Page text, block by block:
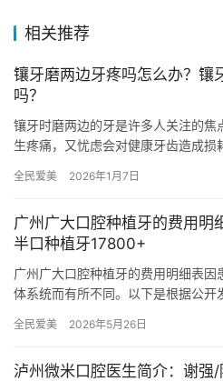
相关推荐
镶牙磨两边牙疼吗怎么办？镶
吗？
镶牙时磨两边的牙是许多人关注的焦
生疼痛，又忧虑会对健康牙齿造成损
和合理…
全民爱美 2026年1月7日
广州广大口腔种植牙的费用
半口种植牙17800+
广州广大口腔种植牙的费用明细表因
体系统而有所不同。以下是根据公开
费…
全民爱美 2026年5月26日
泸州微米口腔医生简介：谢强